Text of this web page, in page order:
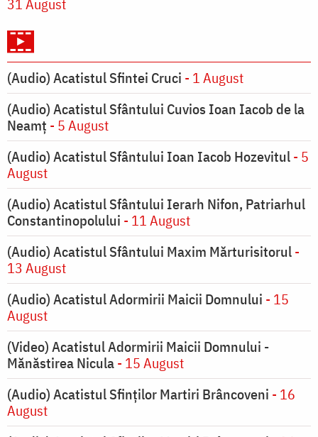
31 August
(Audio) Acatistul Sfintei Cruci - 1 August
(Audio) Acatistul Sfântului Cuvios Ioan Iacob de la
Neamț - 5 August
(Audio) Acatistul Sfântului Ioan Iacob Hozevitul- 5
August
(Audio) Acatistul Sfântului Ierarh Nifon, Patriarhul
Constantinopolului - 11 August
(Audio) Acatistul Sfântului Maxim Mărturisitorul-
13 August
(Audio) Acatistul Adormirii Maicii Domnului - 15
August
(Video) Acatistul Adormirii Maicii Domnului -
Mănăstirea Nicula- 15 August
(Audio) Acatistul Sfinților Martiri Brâncoveni - 16
August